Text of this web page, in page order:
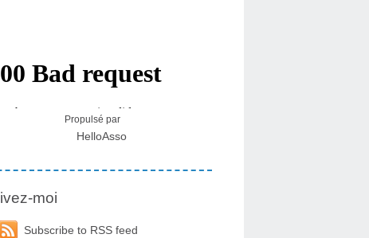
Propulsé par
HelloAsso
moi
Subscribe to RSS feed